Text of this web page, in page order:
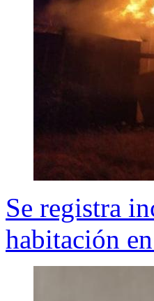
Se registra
habitación